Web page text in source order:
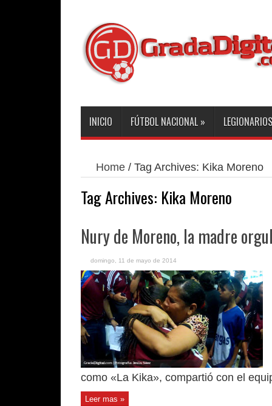
INICIO FÚTBOL NACIONAL » LEGIONARIOS
Home/ Tag Archives: Kika Moreno
Tag Archives: Kika Moreno
Nury de Moreno, la madre
domingo, 11 de mayo de 2014
como «La Kika», compartió con el
Leer mas »